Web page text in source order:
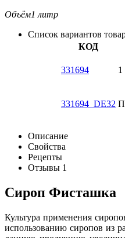
Объём1 литр
Список вариантов
КОД
331694 1
331694_DE32
Описание
Свойства
Рецепты
Отзывы 1
Сироп Фисташка
Культура применения
использованию сиропов из